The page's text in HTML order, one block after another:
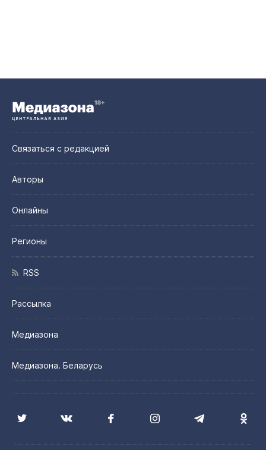
Связаться с редакцией
Авторы
Онлайны
Регионы
RSS
Рассылка
Медиазона
Медиазона. Беларусь